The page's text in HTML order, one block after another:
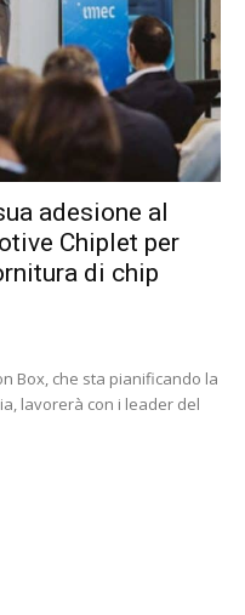
adesione al
Chiplet per
di chip
Box, che sta pianificando la
lavorerà con i leader del